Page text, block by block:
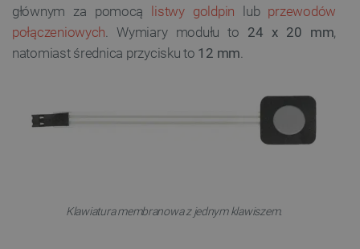
głównym za pomocą
listwy goldpin lub przewodów
połączeniowych. Wymiary modułu to 24 x 20 mm,
natomiast średnica przycisku to 12 mm.
Klawiatura membranowa z jednym klawiszem.